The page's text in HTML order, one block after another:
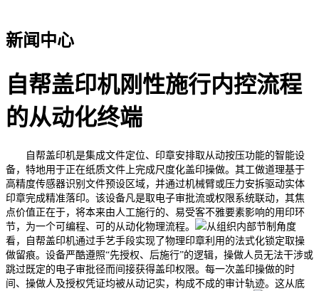
新闻中心
自帮盖印机刚性施行内控流程
的从动化终端
自帮盖印机是集成文件定位、印章安排取从动按压功能的智能设
备，特地用于正在纸质文件上完成尺度化盖印操做。其工做道理基于
高精度传感器识别文件预设区域，并通过机械臂或压力安拆驱动实体
印章完成精准落印。该设备凡是取电子审批流或权限系统联动，其焦
点价值正在于，将本来由人工施行的、易受客不雅要素影响的用印环
节，为一个可编程、可的从动化物理流程。
从组织内部节制角度
看，自帮盖印机通过手艺手段实现了物理印章利用的法式化锁定取操
做留痕。设备严酷遵照“先授权、后施行”的逻辑，操做人员无法干涉或
跳过既定的电子审批径而间接获得盖印权限。每一次盖印操做的时
间、操做人及授权凭证均被从动记实，构成不成的审计轨迹。这从底